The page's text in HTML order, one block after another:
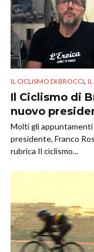
IL CICLISMO DI BROCCI,
Il Ciclismo di
nuovo
Molti gli appuntamenti
presidente, Franco
rubrica Il ciclismo...